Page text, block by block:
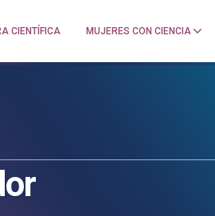
CIENTÍFICA MUJERES CON CIENCIA